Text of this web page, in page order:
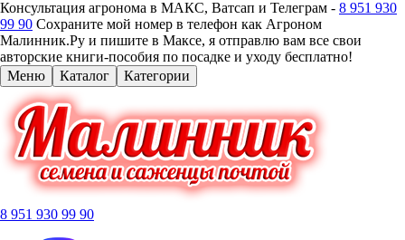
Консультация агронома в МАКС, Ватсап и Телеграм - 8 951 930
99 90 Сохраните мой номер в телефон как Агроном
Малинник.Ру и пишите в Максе, я отправлю вам все свои
авторские книги-пособия по посадке и уходу бесплатно!
Меню
Каталог Категории
8 951 930 99 90